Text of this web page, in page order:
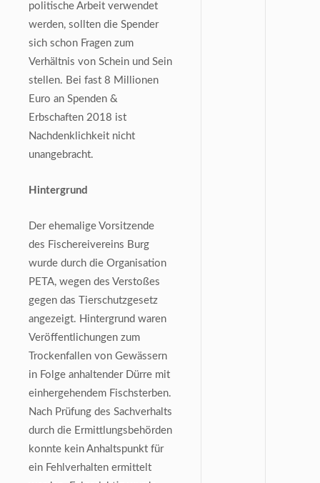
politische Arbeit verwendet
werden, sollten die Spender
sich schon Fragen zum
Verhältnis von Schein und Sein
stellen. Bei fast 8 Millionen
Euro an Spenden &
Erbschaften 2018 ist
Nachdenklichkeit nicht
unangebracht.
Hintergrund
Der ehemalige Vorsitzende
des Fischereivereins Burg
wurde durch die Organisation
PETA, wegen des Verstoßes
gegen das Tierschutzgesetz
angezeigt. Hintergrund waren
Veröffentlichungen zum
Trockenfallen von Gewässern
in Folge anhaltender Dürre mit
einhergehendem Fischsterben.
Nach Prüfung des Sachverhalts
durch die Ermittlungsbehörden
konnte kein Anhaltspunkt für
ein Fehlverhalten ermittelt